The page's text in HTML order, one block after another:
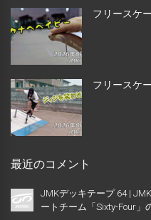
フリースケ
フリースケ
最近のコメント
JMKデッキテープ 64 |
ートチーム「Sixty-Four」